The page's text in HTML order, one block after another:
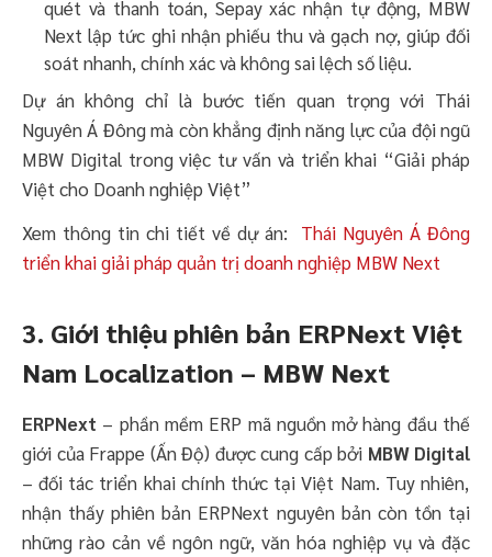
quét và thanh toán, Sepay xác nhận tự động, MBW
Next lập tức ghi nhận phiếu thu và gạch nợ, giúp đối
soát nhanh, chính xác và không sai lệch số liệu.
Dự án không chỉ là bước tiến quan trọng với Thái
Nguyên Á Đông mà còn khẳng định năng lực của đội ngũ
MBW Digital trong việc tư vấn và triển khai “Giải pháp
Việt cho Doanh nghiệp Việt”
Xem thông tin chi tiết về dự án: Thái Nguyên Á Đông
triển khai giải pháp quản trị doanh nghiệp MBW Next
3. Giới thiệu phiên bản ERPNext Việt
Nam Localization – MBW Next
ERPNext – phần mềm ERP mã nguồn mở hàng đầu thế
giới của Frappe (Ấn Độ) được cung cấp bởi MBW Digital
– đối tác triển khai chính thức tại Việt Nam. Tuy nhiên,
nhận thấy phiên bản ERPNext nguyên bản còn tồn tại
những rào cản về ngôn ngữ, văn hóa nghiệp vụ và đặc